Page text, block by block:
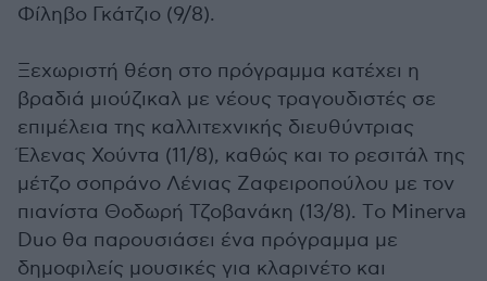
Φίληβο Γκάτζιο (9/8).
Ξεχωριστή θέση στο πρόγραμμα κατέχει η
βραδιά μιούζικαλ με νέους τραγουδιστές σε
επιμέλεια της καλλιτεχνικής διευθύντριας
Έλενας Χούντα (11/8), καθώς και το ρεσιτάλ της
μέτζο σοπράνο Λένιας Ζαφειροπούλου με τον
πιανίστα Θοδωρή Τζοβανάκη (13/8). Tο Minerva
Duo θα παρουσιάσει ένα πρόγραμμα με
δημοφιλείς μουσικές για κλαρινέτο και